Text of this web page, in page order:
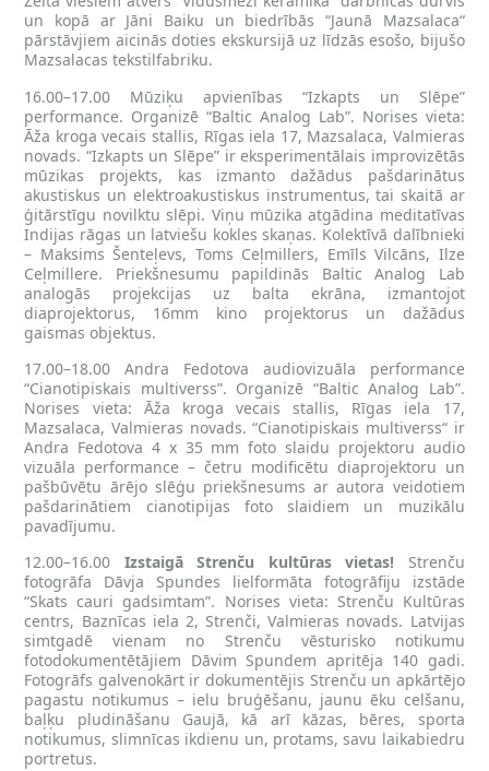
un kopā ar Jāni Baiku un biedrībās “Jaunā Mazsalaca“
pārstāvjiem aicinās doties ekskursijā uz līdzās esošo, bijušo
Mazsalacas tekstilfabriku.
16.00–17.00 Mūziķu apvienības “Izkapts un Slēpe”
performance. Organizē “Baltic Analog Lab”. Norises vieta:
Āža kroga vecais stallis, Rīgas iela 17, Mazsalaca, Valmieras
novads. “Izkapts un Slēpe” ir eksperimentālais improvizētās
mūzikas projekts, kas izmanto dažādus pašdarinātus
akustiskus un elektroakustiskus instrumentus, tai skaitā ar
ģitārstīgu novilktu slēpi. Viņu mūzika atgādina meditatīvas
Indijas rāgas un latviešu kokles skaņas. Kolektīvā dalībnieki
– Maksims Šenteļevs, Toms Ceļmillers, Emīls Vilcāns, Ilze
Ceļmillere. Priekšnesumu papildinās Baltic Analog Lab
analogās projekcijas uz balta ekrāna, izmantojot
diaprojektorus, 16mm kino projektorus un dažādus
gaismas objektus.
17.00–18.00 Andra Fedotova audiovizuāla performance
“Cianotipiskais multiverss”. Organizē “Baltic Analog Lab”.
Norises vieta: Āža kroga vecais stallis, Rīgas iela 17,
Mazsalaca, Valmieras novads. “Cianotipiskais multiverss“ ir
Andra Fedotova 4 x 35 mm foto slaidu projektoru audio
vizuāla performance – četru modificētu diaprojektoru un
pašbūvētu ārējo slēģu priekšnesums ar autora veidotiem
pašdarinātiem cianotipijas foto slaidiem un muzikālu
pavadījumu.
12.00–16.00 Izstaigā Strenču kultūras vietas! Strenču
fotogrāfa Dāvja Spundes lielformāta fotogrāfiju izstāde
“Skats cauri gadsimtam”. Norises vieta: Strenču Kultūras
centrs, Baznīcas iela 2, Strenči, Valmieras novads. Latvijas
simtgadē vienam no Strenču vēsturisko notikumu
fotodokumentētājiem Dāvim Spundem apritēja 140 gadi.
Fotogrāfs galvenokārt ir dokumentējis Strenču un apkārtējo
pagastu notikumus – ielu bruģēšanu, jaunu ēku celšanu,
baļķu pludināšanu Gaujā, kā arī kāzas, bēres, sporta
notikumus, slimnīcas ikdienu un, protams, savu laikabiedru
portretus.